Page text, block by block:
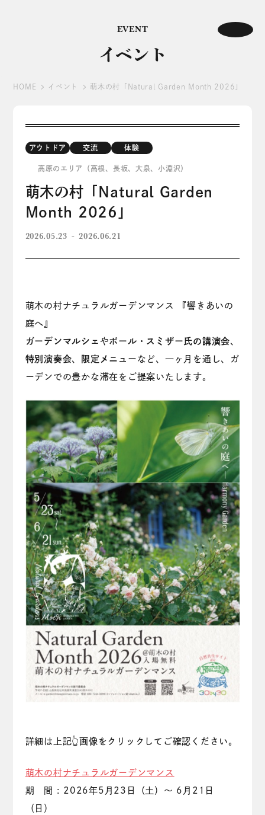
EVENT
イベント
HOME イベント 萌木の村「Natural Garden Month 2026」
アウトドア 交流 体験
高原のエリア（高根、長坂、大泉、小淵沢）
萌木の村「Natural Garden
Month 2026」
2026.05.23 2026.06.21
萌木の村ナチュラルガーデンマンス 『響きあいの
庭へ』
ガーデンマルシェ やポール・スミザー氏の講演会、
特別演奏会、 限定メニュー など、一ヶ月を通し、ガ
ーデンでの豊かな滞在をご提案いたします。
詳細は上記👆画像をクリックしてご確認ください。
萌木の村ナチュラルガーデンマンス
期 間 : 2026年5月23日（土）～ 6月21日
（日）